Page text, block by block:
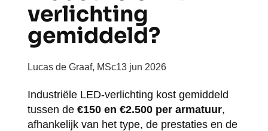
verlichting
gemiddeld?
Lucas de Graaf, MSc13 jun 2026
Industriële LED-verlichting kost gemiddeld
tussen de €150 en €2.500 per armatuur,
afhankelijk van het type, de prestaties en de